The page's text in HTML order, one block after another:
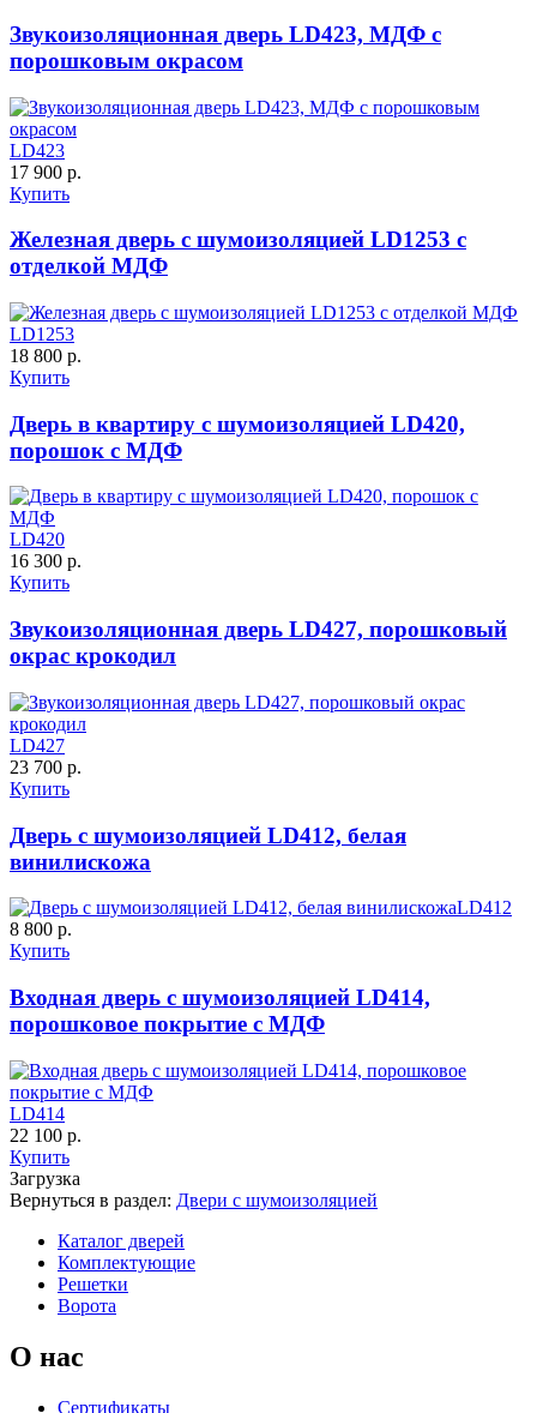
ДУБ БЕЛЁНЫЙ
К-10 60 К-11 Н
К-11 С К-11 СС
К-36 46 30
C61 C62
Звукоизоляционная дверь LD423, МДФ с
порошковым окрасом
LD423
17 900 р.
Купить
Железная дверь с шумоизоляцией LD1253 с
отделкой МДФ
LD1253
18 800 р.
Купить
Дверь в квартиру с шумоизоляцией LD420,
порошок с МДФ
LD420
16 300 р.
Купить
Звукоизоляционная дверь LD427, порошковый
окрас крокодил
LD427
23 700 р.
Купить
Дверь с шумоизоляцией LD412, белая
винилискожа
LD412
8 800 р.
Купить
Входная дверь с шумоизоляцией LD414,
порошковое покрытие с МДФ
LD414
22 100 р.
Купить
Загрузка
Вернуться в раздел: Двери с шумоизоляцией
Каталог дверей
Комплектующие
Решетки
Ворота
О нас
Сертификаты